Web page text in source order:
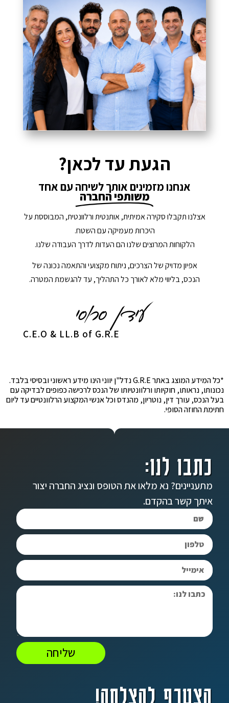
הגעת עד לכאן?
אנחנו מזמינים אותך לשיחה עם אחד
משותפי החברה
אצלנו תקבלו סקירה אמיתית, אותנטית ורלוונטית, המבוססת על
היכרות מעמיקה עם השטח.
הלקוחות המרוצים שלנו הם העדות לדרך העבודה שלנו.
אפיון מדויק של הצרכים, ניתוח מקצועי והתאמה נכונה של
הנכס, בליווי מלא לאורך כל התהליך, עד להגשמת המטרה.
C.E.O & LL.B of G.R.E
*כל המידע המוצג באתר G.R.E נדל"ן יווני הינו מידע ראשוני ובסיסי בלבד.
נכונותו, נראותו, חוקיותו ורלוונטיותו של הנכס לרכישה כפופים לבדיקה עם
בעל הנכס, עורך דין, נוטריון, מהנדס וכל אנשי המקצוע הרלוונטיים עד ליום
חתימת החוזה הסופי.
הצטרף להצלחה!
כתבו לנו:
מתעניינים? נא מלאו את הטופס ונציג החברה יצור
איתך קשר בהקדם.
שליחה